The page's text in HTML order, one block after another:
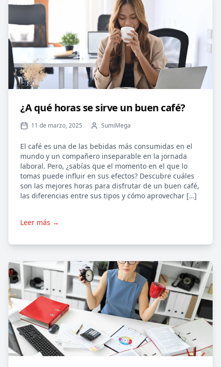
¿A qué horas se sirve un buen café?
11 de marzo, 2025 SumiMega
El café es una de las bebidas más consumidas en el
mundo y un compañero inseparable en la jornada
laboral. Pero, ¿sabías que el momento en el que lo
tomas puede influir en sus efectos? Descubre cuáles
son las mejores horas para disfrutar de un buen café,
las diferencias entre sus tipos y cómo aprovechar […]
Leer más →